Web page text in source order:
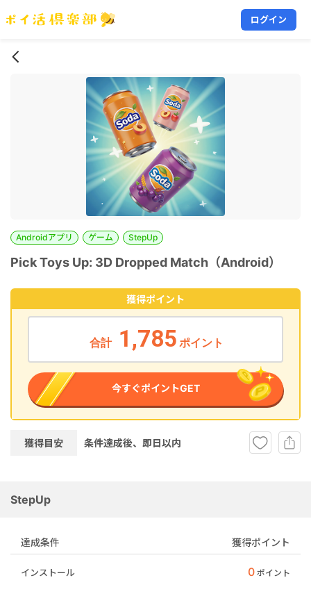
ログイン
Androidアプリ ゲーム StepUp
Pick Toys Up: 3D Dropped Match（Android）
獲得ポイント
合計 1,785 ポイント
今すぐポイントGET
獲得目安 条件達成後、即日以内
StepUp
達成条件 獲得ポイント
インストール 0 ポイント